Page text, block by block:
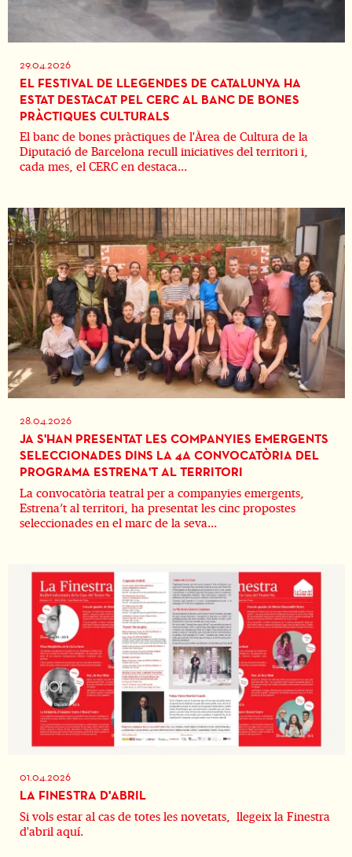
29.04.2026
EL FESTIVAL DE LLEGENDES DE CATALUNYA HA
ESTAT DESTACAT PEL CERC AL BANC DE BONES
PRÀCTIQUES CULTURALS
El banc de bones pràctiques de l'Àrea de Cultura de la
Diputació de Barcelona recull iniciatives del territori i,
cada mes, el CERC en destaca...
28.04.2026
JA S'HAN PRESENTAT LES COMPANYIES EMERGENTS
SELECCIONADES DINS LA 4A CONVOCATÒRIA DEL
PROGRAMA ESTRENA'T AL TERRITORI
La convocatòria teatral per a companyies emergents,
Estrena’t al territori, ha presentat les cinc propostes
seleccionades en el marc de la seva...
01.04.2026
LA FINESTRA D'ABRIL
Si vols estar al cas de totes les novetats, llegeix la Finestra
d'abril aquí.